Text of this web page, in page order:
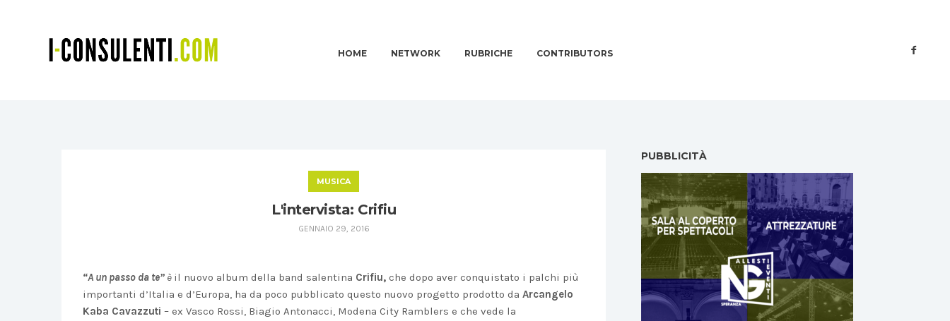
HOME NETWORK RUBRICHE CONTRIBUTORS
MUSICA
L'intervista: Crifiu
GENNAIO 29, 2016
“A un passo da te” è il nuovo album della band salentina Crifiu, che dopo aver conquistato i palchi più
importanti d’Italia e d’Europa, ha da poco pubblicato questo nuovo progetto prodotto da Arcangelo
Kaba Cavazzuti – ex Vasco Rossi, Biagio Antonacci, Modena City Ramblers e che vede la
PUBBLICITÀ